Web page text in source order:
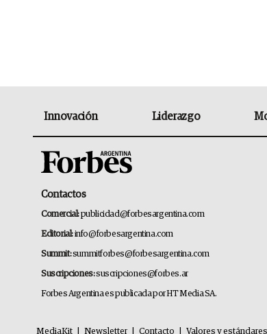
Innovación Liderazgo
Contactos
Comercial:publicidad@forbesargentina.com
Editorial:info@forbesargentina.com
Summit:summitforbes@forbesargentina.com
Suscripciones:suscripciones@forbes.ar
Forbes Argentina es publicada por HT Media SA.
MediaKit Newsletter Contacto Valores y